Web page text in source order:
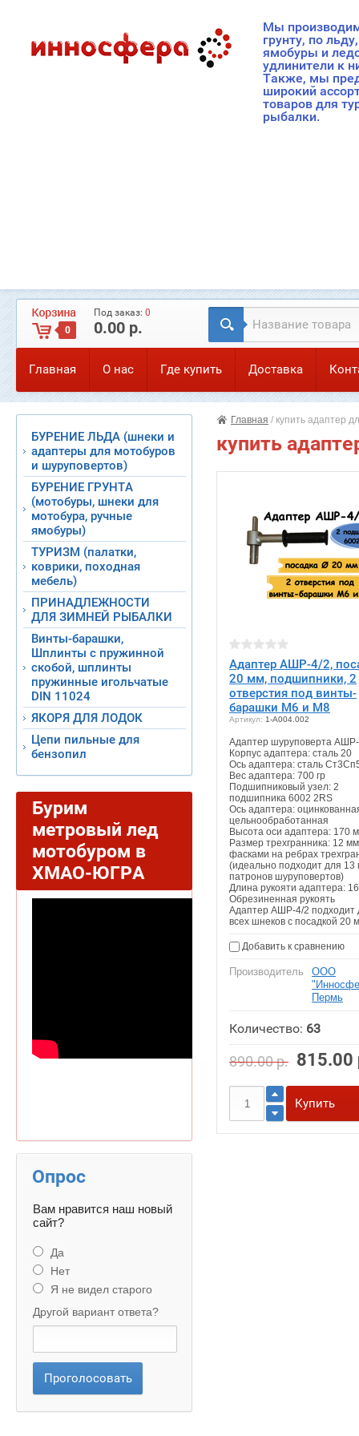
Мы
грунту, по
ямобуры и
удлинители к
Также, мы
широкий
товаров для
рыбалки.
0
Под заказ: 0
0.00 р.
Главная О нас Где купить Доставка
Напишите нам Документация Карта сайта
Главная / купить адаптер
купить
Адаптер АШР-4/2,
20 мм, подшипники, 2
отверстия под винты-
барашки М6 и М8
Артикул: 1-А004.002
Адаптер шуруповерта
Корпус адаптера: сталь 20
Ось адаптера: сталь
Вес адаптера: 700 гр
Подшипниковый узел: 2
подшипника 6002 2RS
Ось адаптера:
цельнообработанная
Высота оси адаптера: 170
Размер трехгранника: 12
фасками на ребрах
(идеально подходит для 13
патронов шуруповертов)
Длина рукояти адаптера:
Обрезиненная рукоять
Адаптер АШР-4/2 подходит
всех шнеков с посадкой 20
Добавить к сравнению
Производитель
ООО
Пермь
Количество: 63
890.00р. 815.00
Купить
БУРЕНИЕ ЛЬДА (шнеки и
адаптеры для мотобуров
и шуруповертов)
БУРЕНИЕ ГРУНТА
(мотобуры, шнеки для
мотобура, ручные
ямобуры)
ТУРИЗМ (палатки,
коврики, походная
мебель)
ПРИНАДЛЕЖНОСТИ
ДЛЯ ЗИМНЕЙ РЫБАЛКИ
Винты-барашки,
Шплинты с пружинной
скобой, шплинты
пружинные игольчатые
DIN 11024
ЯКОРЯ ДЛЯ ЛОДОК
Цепи пильные для
бензопил
Бурим
метровый лед
мотобуром в
ХМАО-ЮГРА
Опрос
Вам нравится наш новый
сайт?
Да
Нет
Я не видел старого
Другой вариант ответа?